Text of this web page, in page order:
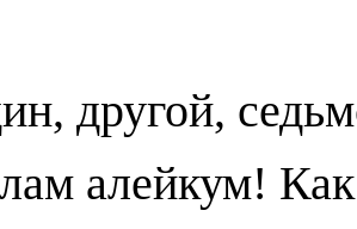
другой,
алейкум!